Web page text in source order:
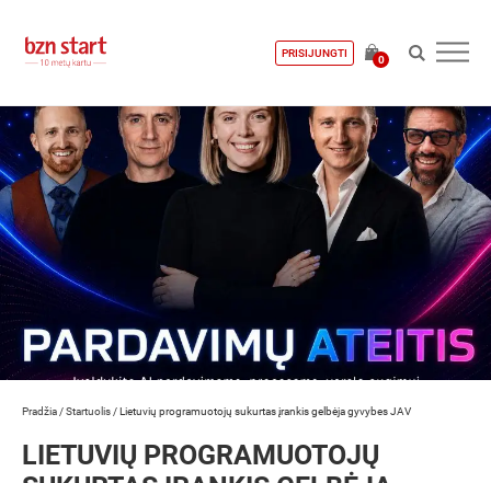
PRISIJUNGTI
0
Pradžia /Startuolis /Lietuvių programuotojų sukurtas įrankis gelbėja gyvybes JAV
LIETUVIŲ PROGRAMUOTOJŲ